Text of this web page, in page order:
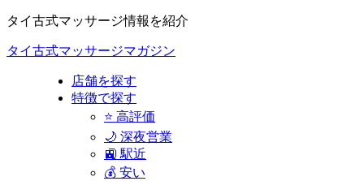
タイ古式マッサージ情報を紹介
タイ古式マッサージマガジン
店舗を探す
特徴で探す
⭐ 高評価
🌙 深夜営業
🚉 駅近
💰 安い